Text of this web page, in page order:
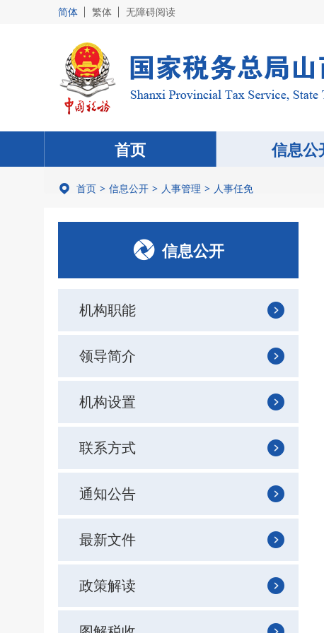
简体 繁体 无障碍阅读
首页 信息公
首页 信息公开 人事管理 人事任免
信息公开
机构职能
领导简介
机构设置
联系方式
通知公告
最新文件
政策解读